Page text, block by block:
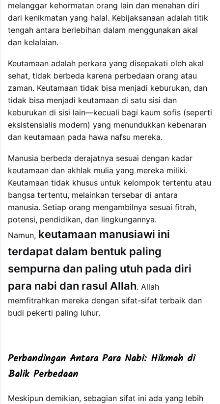
melanggar kehormatan orang lain dan menahan diri
dari kenikmatan yang halal. Kebijaksanaan adalah titik
tengah antara berlebihan dalam menggunakan akal
dan kelalaian.
Keutamaan adalah perkara yang disepakati oleh akal
sehat, tidak berbeda karena perbedaan orang atau
zaman. Keutamaan tidak bisa menjadi keburukan, dan
tidak bisa menjadi keutamaan di satu sisi dan
keburukan di sisi lain—kecuali bagi kaum sofis (seperti
eksistensialis modern) yang menundukkan kebenaran
dan keutamaan pada hawa nafsu mereka.
Manusia berbeda derajatnya sesuai dengan kadar
keutamaan dan akhlak mulia yang mereka miliki.
Keutamaan tidak khusus untuk kelompok tertentu atau
bangsa tertentu, melainkan tersebar di antara
manusia. Setiap orang mengambilnya sesuai fitrah,
potensi, pendidikan, dan lingkungannya.
Namun, keutamaan manusiawi ini
terdapat dalam bentuk paling
sempurna dan paling utuh pada diri
para nabi dan rasul Allah. Allah
memfitrahkan mereka dengan sifat-sifat terbaik dan
budi pekerti paling luhur.
Perbandingan Antara Para Nabi: Hikmah di
Balik Perbedaan
Meskipun demikian, sebagian sifat ini ada yang lebih